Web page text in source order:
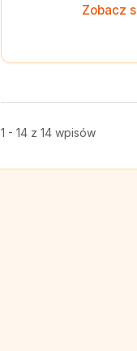
Zobacz
1 - 14 z 14 wpisów